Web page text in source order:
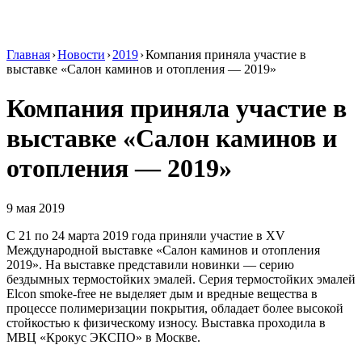
Главная›Новости ›2019›Компания приняла участие в
выставке «Салон каминов и отопления — 2019»
Компания приняла участие в
выставке «Салон каминов и
отопления — 2019»
9 мая 2019
С 21 по 24 марта 2019 года приняли участие в XV
Международной выставке «Салон каминов и отопления
2019». На выставке представили новинки — серию
бездымных термостойких эмалей. Серия термостойких эмалей
Elcon smoke-free не выделяет дым и вредные вещества в
процессе полимеризации покрытия, обладает более высокой
стойкостью к физическому износу. Выставка проходила в
МВЦ «Крокус ЭКСПО» в Москве.